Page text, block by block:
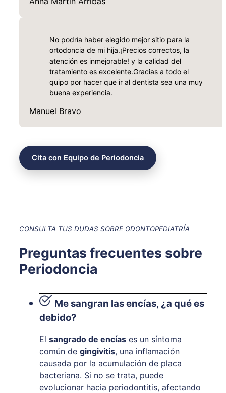
No podría haber elegido mejor sitio para la
ortodoncia de mi hija.¡Precios correctos, la
atención es inmejorable! y la calidad del
tratamiento es excelente.Gracias a todo el
quipo por hacer que ir al dentista sea una muy
buena experiencia.
Manuel Bravo
Cita con Equipo de Periodoncia
CONSULTA TUS DUDAS SOBRE ODONTOPEDIATRÍA
Preguntas frecuentes sobre
Periodoncia
Me sangran las encías, ¿a qué es
debido?
El sangrado de encías es un síntoma
común de gingivitis, una inflamación
causada por la acumulación de placa
bacteriana. Si no se trata, puede
evolucionar hacia periodontitis, afectando